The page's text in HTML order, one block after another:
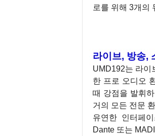
로를 위해 3개의
라이브, 방송,
UMD192는 라이
한 프로 오디오
때 강점을 발휘
거의 모든 전문
유연한 인터페
Dante 또는